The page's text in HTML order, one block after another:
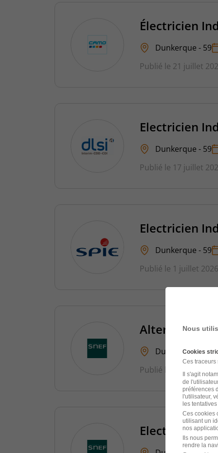
Électricien
Dunkerque - 59
Publié le 21 juillet
Electricien
Dunkerque - 59
Publié le 17 juillet
Electricien
Dunkerque - 59
Publié le 1 juillet 2026
Alternant -
Dunkerque - 59
Publié le 16 juin 2026
Electricien
Nous
Cookies
Ces traceurs
Il s'agit
de
préférences
l'utilisateur,
les
Ces cookies
utilisant un
nos
Ils nous
rendre la